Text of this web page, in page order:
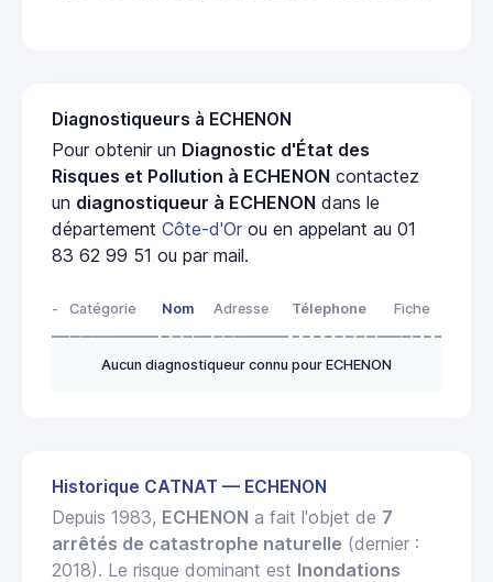
Diagnostiqueurs à ECHENON
Pour obtenir un Diagnostic d'État des
Risques et Pollution à ECHENON contactez
un diagnostiqueur à ECHENON dans le
département Côte-d'Or ou en appelant au 01
83 62 99 51 ou par mail.
- Catégorie Nom Adresse Télephone Fiche
Aucun diagnostiqueur connu pour ECHENON
Historique CATNAT — ECHENON
Depuis 1983, ECHENON a fait l'objet de 7
arrêtés de catastrophe naturelle (dernier :
2018). Le risque dominant est Inondations